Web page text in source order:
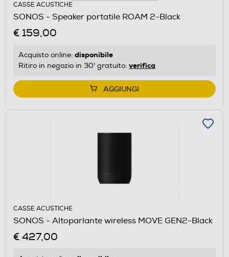
CASSE ACUSTICHE
SONOS - Speaker portatile ROAM 2-Black
€ 159,00
Acquisto online: disponibile
Ritiro in negozio in 30' gratuito: verifica
AGGIUNGI
CASSE ACUSTICHE
SONOS - Altoparlante wireless MOVE GEN2-Black
€ 427,00